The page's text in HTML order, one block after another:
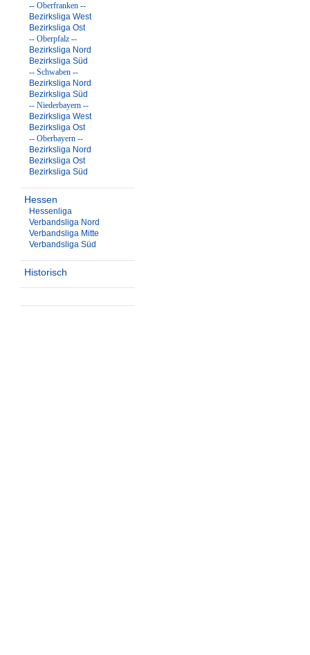
-- Oberfranken --
Bezirksliga West
Bezirksliga Ost
-- Oberpfalz --
Bezirksliga Nord
Bezirksliga Süd
-- Schwaben --
Bezirksliga Nord
Bezirksliga Süd
-- Niederbayern --
Bezirksliga West
Bezirksliga Ost
-- Oberbayern --
Bezirksliga Nord
Bezirksliga Ost
Bezirksliga Süd
Hessen
Hessenliga
Verbandsliga Nord
Verbandsliga Mitte
Verbandsliga Süd
Historisch